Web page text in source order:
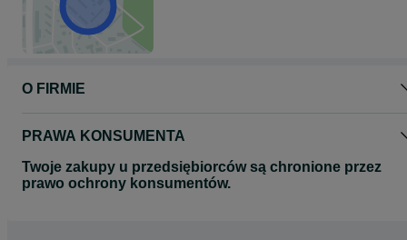
O FIRMIE
PRAWA KONSUMENTA
Twoje zakupy u przedsiębiorców są chronione przez
prawo ochrony konsumentów.